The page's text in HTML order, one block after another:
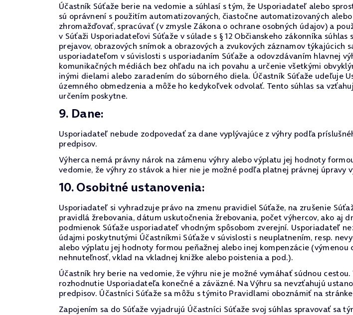
Účastník Súťaže berie na vedomie a súhlasí s tým, že Usporiadateľ alebo
sú oprávnení s použitím automatizovaných, čiastočne automatizovaných
zhromažďovať, spracúvať (v zmysle Zákona o ochrane osobných údajov) a
v Súťaži Usporiadateľovi Súťaže v súlade s § 12 Občianskeho zákonníka
prejavov, obrazových snímok a obrazových a zvukových záznamov týkajúcich
usporiadateľom v súvislosti s usporiadaním Súťaže a odovzdávaním hlavnej
komunikačných médiách bez ohľadu na ich povahu a určenie všetkými
inými dielami alebo zaradením do súborného diela. Účastník Súťaže udeľuje
územného obmedzenia a môže ho kedykoľvek odvolať. Tento súhlas sa
určením poskytne.
9. Dane:
Usporiadateľ nebude zodpovedať za dane vyplývajúce z výhry podľa
predpisov.
Výherca nemá právny nárok na zámenu výhry alebo výplatu jej hodnoty
vedomie, že výhry zo stávok a hier nie je možné podľa platnej právnej úpravy
10. Osobitné ustanovenia:
Usporiadateľ si vyhradzuje právo na zmenu pravidiel Súťaže, na zrušenie
pravidlá žrebovania, dátum uskutočnenia žrebovania, počet výhercov, ako aj
podmienok Súťaže usporiadateľ vhodným spôsobom zverejní. Usporiadateľ
údajmi poskytnutými Účastníkmi Súťaže v súvislosti s neuplatnením, resp.
alebo výplatu jej hodnoty formou peňažnej alebo inej kompenzácie (výmenou
nehnuteľnosť, vklad na vkladnej knižke alebo poistenia a pod.).
Účastník hry berie na vedomie, že výhru nie je možné vymáhať súdnou
rozhodnutie Usporiadateľa konečné a záväzné. Na Výhru sa nevzťahujú
predpisov. Účastníci Súťaže sa môžu s týmito Pravidlami oboznámiť na
Zapojením sa do Súťaže vyjadrujú Účastníci Súťaže svoj súhlas spravovať sa